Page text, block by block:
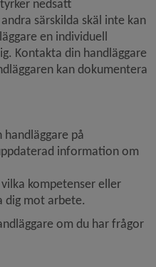
nedsatt
särskilda skäl inte kan
en individuell
Kontakta din handläggare
kan dokumentera
på
information om
kompetenser eller
dig mot arbete.
om du har frågor